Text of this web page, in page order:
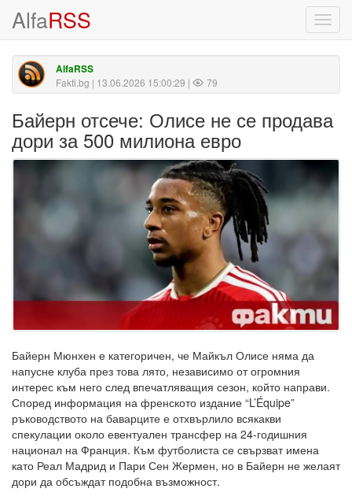
AlfaRSS
AlfaRSS
Fakti.bg | 13.06.2026 15:00:29 | 79
Байерн отсече: Олисе не се продава
дори за 500 милиона евро
Байерн Мюнхен е категоричен, че Майкъл Олисе няма да
напусне клуба през това лято, независимо от огромния
интерес към него след впечатляващия сезон, който направи.
Според информация на френското издание “L’Équipe”
ръководството на баварците е отхвърлило всякакви
спекулации около евентуален трансфер на 24-годишния
национал на Франция. Към футболиста се свързват имена
като Реал Мадрид и Пари Сен Жермен, но в Байерн не желаят
дори да обсъждат подобна възможност.